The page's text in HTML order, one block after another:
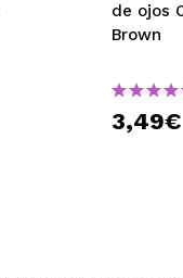
de ojos
Brown
3,49€